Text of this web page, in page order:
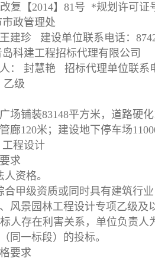
改复【2014】81号 *规划
莱西市市政管
王建珍 建设单位联系电话：
： 青岛科建工程招
： 封慧艳 招标代理单位联系
： 乙级
场铺装83148平方米，道路硬
廊120米；建设地下停车场
标内容： 工程
求
资格。
合甲级资质或同时具有建筑行
风景园林工程设计专项乙级及
人存在利害关系，单位负责
同一标段）的投标。
要求